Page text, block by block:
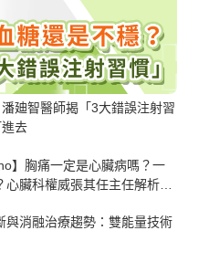
廸智醫師揭「3大錯誤注射習
去
】胸痛一定是心臟病嗎？一
心臟科權威張其任主任解析支
與消融治療趨勢：雙能量技術